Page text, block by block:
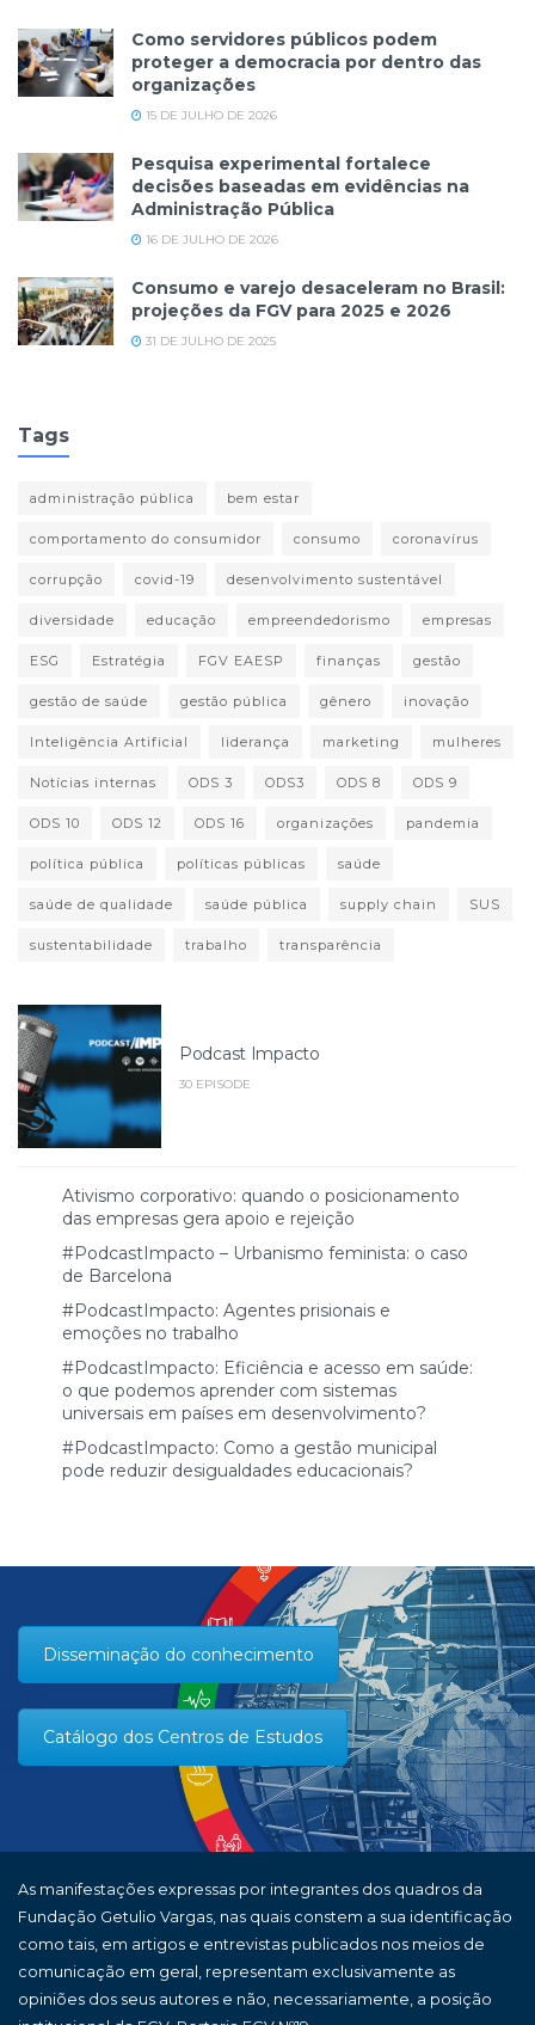
Como servidores públicos podem
proteger a democracia por dentro das
organizações
15 DE JULHO DE 2026
Pesquisa experimental fortalece
decisões baseadas em evidências na
Administração Pública
16 DE JULHO DE 2026
Consumo e varejo desaceleram no Brasil:
projeções da FGV para 2025 e 2026
31 DE JULHO DE 2025
Tags
administração pública bem estar
comportamento do consumidor consumo coronavírus
corrupção covid-19 desenvolvimento sustentável
diversidade educação empreendedorismo empresas
ESG Estratégia FGV EAESP finanças gestão
gestão de saúde gestão pública gênero inovação
Inteligência Artificial liderança marketing mulheres
Notícias internas ODS 3 ODS3 ODS 8 ODS 9
ODS 10 ODS 12 ODS 16 organizações pandemia
política pública políticas públicas saúde
saúde de qualidade saúde pública supply chain SUS
sustentabilidade trabalho transparência
Podcast Impacto
30 EPISODE
Ativismo corporativo: quando o posicionamento
das empresas gera apoio e rejeição
#PodcastImpacto – Urbanismo feminista: o caso
de Barcelona
#PodcastImpacto: Agentes prisionais e
emoções no trabalho
#PodcastImpacto: Eficiência e acesso em saúde:
o que podemos aprender com sistemas
universais em países em desenvolvimento?
#PodcastImpacto: Como a gestão municipal
pode reduzir desigualdades educacionais?
Disseminação do conhecimento
Catálogo dos Centros de Estudos
As manifestações expressas por integrantes dos quadros da
Fundação Getulio Vargas, nas quais constem a sua identificação
como tais, em artigos e entrevistas publicados nos meios de
comunicação em geral, representam exclusivamente as
opiniões dos seus autores e não, necessariamente, a posição